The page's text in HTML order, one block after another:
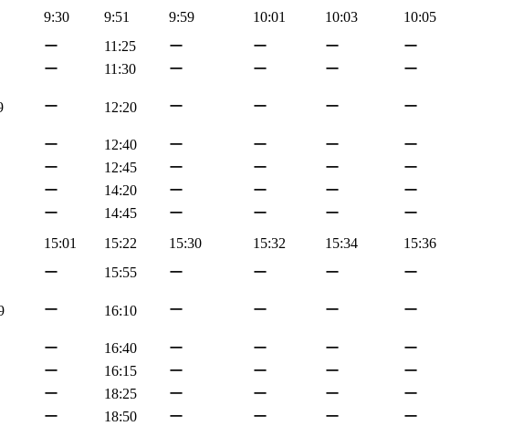
9:30 9:51 9:59 10:01 10:03
10:05
ー 11:25 ー ー ー
ー
ー 11:30 ー ー ー
ー
ー 12:20 ー ー ー ー
ー 12:40 ー ー ー
ー
ー 12:45 ー ー ー
ー
ー 14:20 ー ー ー
ー
ー 14:45 ー ー ー
ー
15:01 15:22 15:30 15:32 15:34
15:36
ー 15:55 ー ー ー
ー
ー 16:10 ー ー ー ー
ー 16:40 ー ー ー
ー
ー 16:15 ー ー ー
ー
ー 18:25 ー ー ー
ー
ー 18:50 ー ー ー
ー